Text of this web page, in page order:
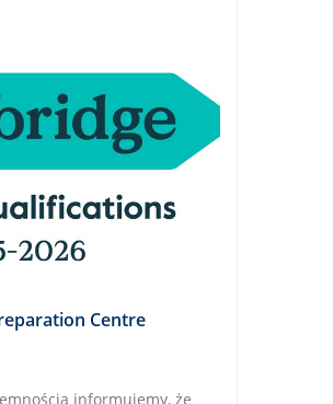
Centre
informujemy, że